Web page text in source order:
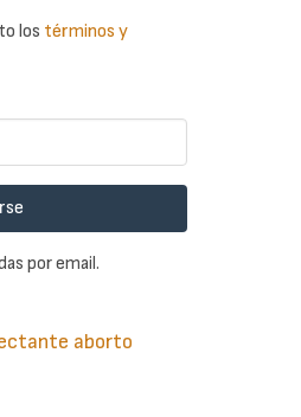
los términos y
por email.
aborto